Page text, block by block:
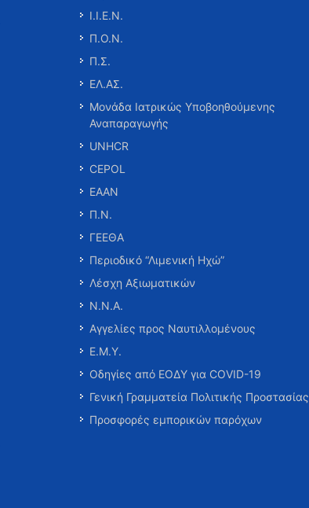
Ι.Ι.Ε.Ν.
Π.Ο.Ν.
Π.Σ.
ΕΛ.ΑΣ.
Μονάδα Ιατρικώς Υποβοηθούμενης
Αναπαραγωγής
UNHCR
CEPOL
ΕΑΑΝ
Π.Ν.
ΓΕΕΘΑ
Περιοδικό “Λιμενική Ηχώ”
Λέσχη Αξιωματικών
Ν.Ν.Α.
Αγγελίες προς Ναυτιλλομένους
Ε.Μ.Υ.
Οδηγίες από ΕΟΔΥ για COVID-19
Γενική Γραμματεία Πολιτικής Προστασίας
Προσφορές εμπορικών παρόχων